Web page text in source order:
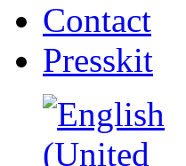
Contact
Presskit